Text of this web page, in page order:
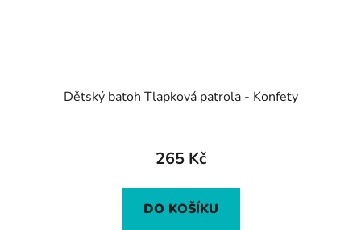
Dětský batoh Tlapková patrola - Konfety
265 Kč
DO KOŠÍKU